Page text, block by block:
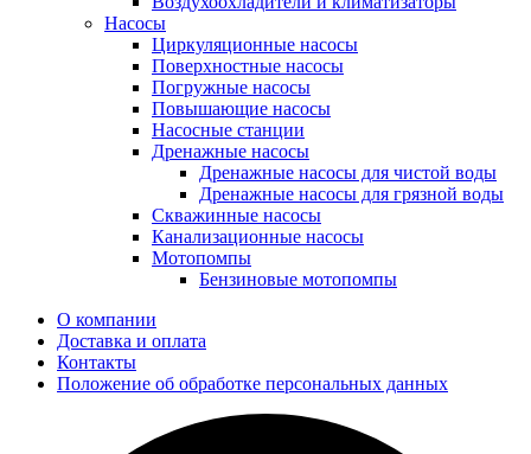
Насосы
Циркуляционные насосы
Поверхностные насосы
Погружные насосы
Повышающие насосы
Насосные станции
Дренажные насосы
Дренажные насосы для чистой воды
Дренажные насосы для грязной воды
Скважинные насосы
Канализационные насосы
Мотопомпы
Бензиновые мотопомпы
О компании
Доставка и оплата
Контакты
Положение об обработке персональных данных